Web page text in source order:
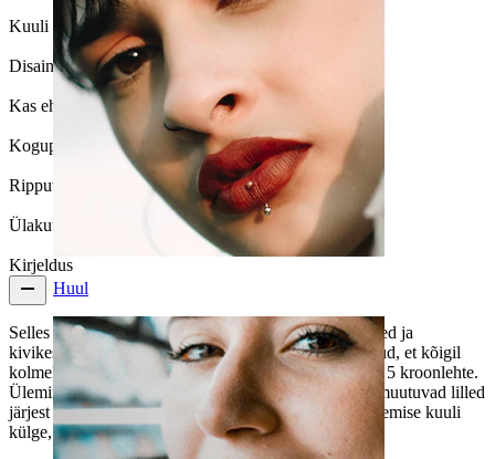
Huul
Kuuli suurus: 5 mm.
Disain:Lill
Kas ehe on kattega?: Jah, terve ehe on
Kogupikkus: 41 mm.
Rippuva ehte pikkus:28 mm.
Ülakuul:
Kirjeldus
Selles nabaneedis on kõik, mida sa oskaksid tahta: lilled ja
kivikesed. Need on sellise kombinatsiooniga paigutatud, et kõigil
kolmel lillel moodustavad 5 teravatipulist kivikest lille 5 kroonlehte.
Ülemine lill on kõige suurem ning allapoole liikudes muutuvad lilled
järjest väiksemaks. Ülemine lill on kinnitatud needi ülemise kuuli
külge, teised ripuvad vabalt selle all.